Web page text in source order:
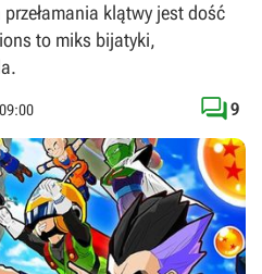
klątwy jest dość
to miks bijatyki,
9